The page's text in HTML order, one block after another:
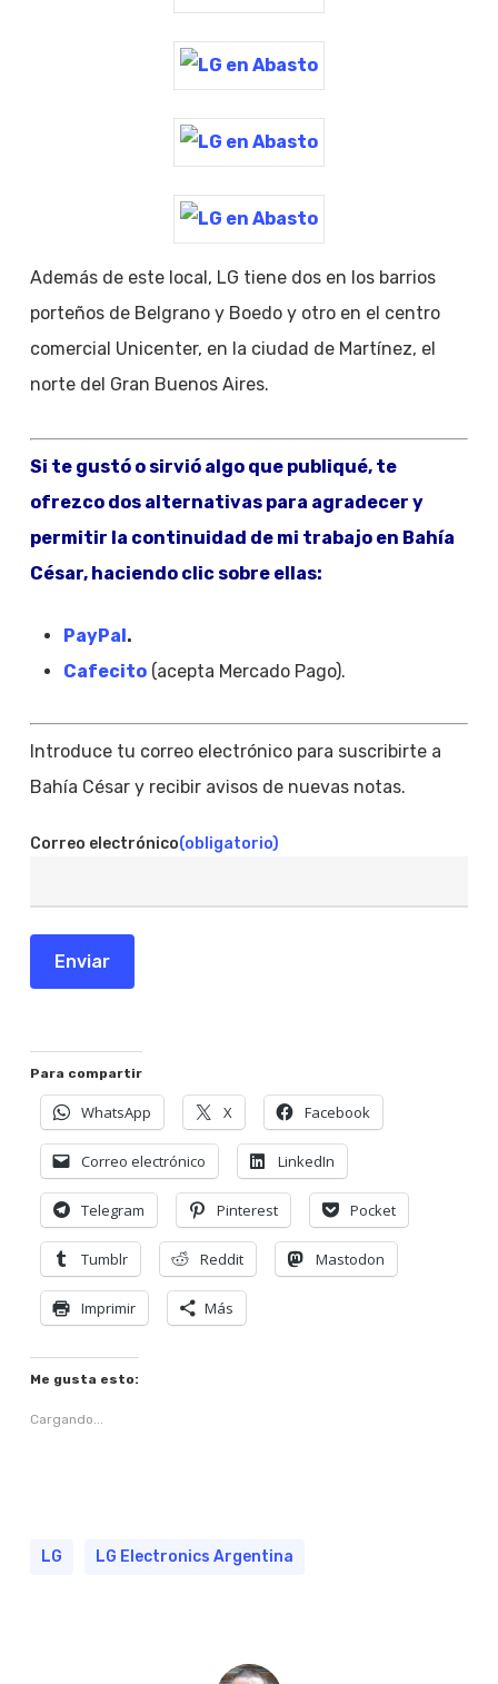
Además de este local, LG tiene dos en los barrios
porteños de Belgrano y Boedo y otro en el centro
comercial Unicenter, en la ciudad de Martínez, el
norte del Gran Buenos Aires.
Si te gustó o sirvió algo que publiqué, te
ofrezco dos alternativas para agradecer y
permitir la continuidad de mi trabajo en Bahía
César, haciendo clic sobre ellas:
PayPal.
Cafecito(acepta Mercado Pago).
Introduce tu correo electrónico para suscribirte a
Bahía César y recibir avisos de nuevas notas.
Correo electrónico(obligatorio)
Enviar
Para compartir
WhatsApp X Facebook
Correo electrónico LinkedIn
Telegram Pinterest Pocket
Tumblr Reddit Mastodon
Imprimir Más
Me gusta esto:
Cargando...
LG LG Electronics Argentina